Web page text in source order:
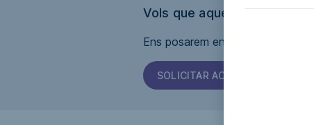
Vols que aquesta pàgina
Ens posarem en contacte amb
SOLICITAR ACCESSIBILITAT